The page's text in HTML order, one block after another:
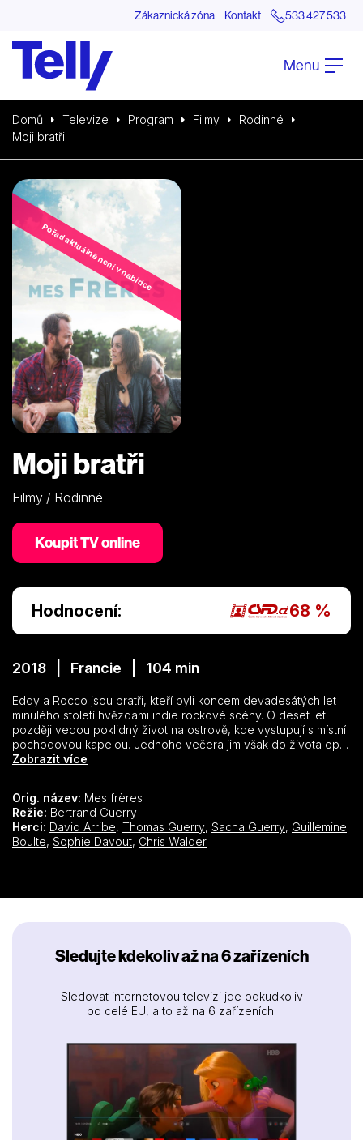
Zákaznická zóna Kontakt 533 427 533
Menu
Domů Televize Program Filmy
Rodinné
Moji bratři
Pořad aktuálně není v nabídce
Moji bratři
Filmy / Rodinné
Koupit TV online
Hodnocení: 68 %
2018 | Francie | 104 min
Eddy a Rocco jsou bratři, kteří byli koncem devadesátých let
minulého století hvězdami indie rockové scény. O deset let
později vedou poklidný život na ostrově, kde vystupují s místní
pochodovou kapelou. Jednoho večera jim však do života opět
vstoupí jejich sestra Lola. Seznámí se s Roccovým synem
zlomených srdcí, ale také poraněných těl a neschopnosti
komunikovat. Síla sourozenecké lásky jim ale nakonec vrátí do
života radost.
Zobrazit více
Orig. název: Mes frères
Režie: Bertrand Guerry
Herci: David Arribe, Thomas Guerry, Sacha Guerry, Guillemine
Boulte, Sophie Davout, Chris Walder
Sledujte kdekoliv až na 6 zařízeních
Sledovat internetovou televizi jde odkudkoliv
po celé EU, a to až na 6 zařízeních.